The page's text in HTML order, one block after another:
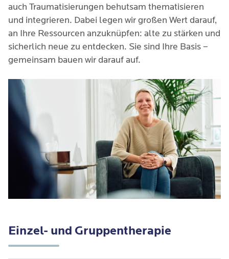
auch Traumatisierungen behutsam thematisieren
und integrieren. Dabei legen wir großen Wert darauf,
an Ihre Ressourcen anzuknüpfen: alte zu stärken und
sicherlich neue zu entdecken. Sie sind Ihre Basis –
gemeinsam bauen wir darauf auf.
Einzel- und Gruppentherapie